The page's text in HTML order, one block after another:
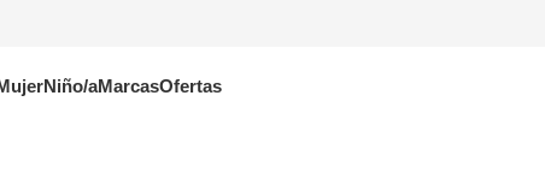
Niño/aMarcasOfertas